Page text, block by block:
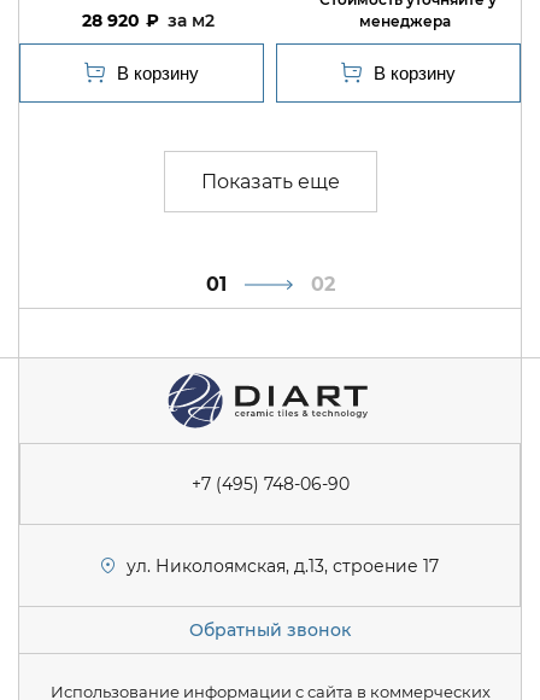
28 920 м2
1 2
+7 (495) 748-06-90
ул. Николоямская, д.13, строение 17
Обратный звонок
Использование информации с сайта в коммерческих